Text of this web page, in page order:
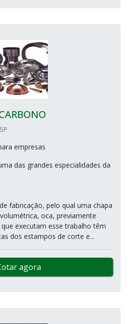
empresas
das grandes especialidades da
fabricação, pelo qual uma chapa
oca, previamente
executam esse trabalho têm
dos estampos de corte e...
agora